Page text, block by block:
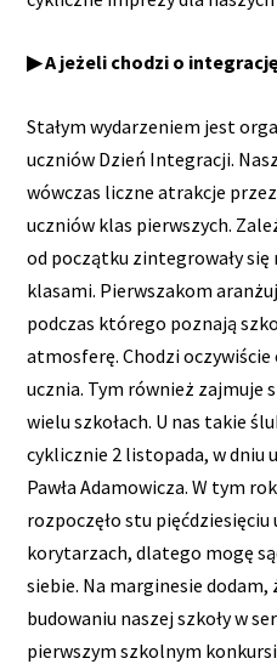
▶ A jeżeli chodzi o
Stałym wydarzeniem jest
uczniów Dzień Integracji.
wówczas liczne atrakcje
uczniów klas pierwszych.
od początku zintegrowały
klasami. Pierwszakom
podczas którego poznają
atmosferę. Chodzi
ucznia. Tym również zajmuje
wielu szkołach. U nas takie
cyklicznie 2 listopada, w dniu
Pawła Adamowicza. W tym
rozpoczęło stu pięćdziesięciu
korytarzach, dlatego mogę
siebie. Na marginesie dodam,
budowaniu naszej szkoły w
pierwszym szkolnym